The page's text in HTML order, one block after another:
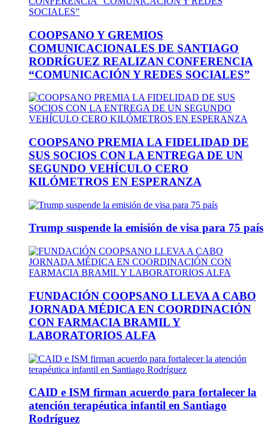
COOPSANO Y GREMIOS
COMUNICACIONALES DE SANTIAGO
RODRÍGUEZ REALIZAN CONFERENCIA
“COMUNICACIÓN Y REDES SOCIALES”
COOPSANO PREMIA LA FIDELIDAD DE
SUS SOCIOS CON LA ENTREGA DE UN
SEGUNDO VEHÍCULO CERO
KILÓMETROS EN ESPERANZA
Trump suspende la emisión de visa para 75 país
FUNDACIÓN COOPSANO LLEVA A CABO
JORNADA MÉDICA EN COORDINACIÓN
CON FARMACIA BRAMIL Y
LABORATORIOS ALFA
CAID e ISM firman acuerdo para fortalecer la
atención terapéutica infantil en Santiago
Rodríguez